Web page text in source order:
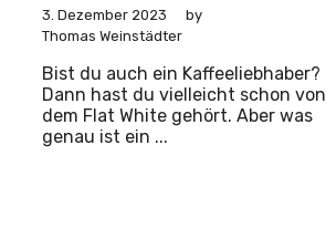
3. Dezember 2023
by
Thomas Weinstädter
Bist du auch ein Kaffeeliebhaber?
Dann hast du vielleicht schon von
dem Flat White gehört. Aber was
genau ist ein ...